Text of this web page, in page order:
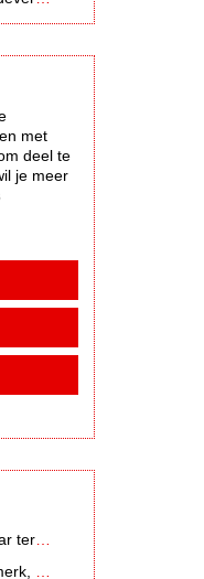
met
deel te
je meer